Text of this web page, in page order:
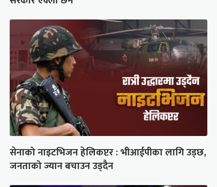
सेनाको नाइटभिजन हेलिकप्टर : भीआईपीका लागि उड्छ,
जनताको ज्यान बचाउन उड्दैन